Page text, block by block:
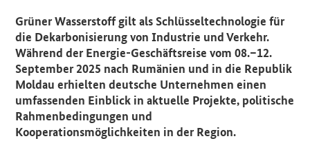
Grüner Wasserstoff gilt als Schlüsseltechnologie für
die Dekarbonisierung von Industrie und Verkehr.
Während der Energie-Geschäftsreise vom 08.–12.
September 2025 nach Rumänien und in die Republik
Moldau erhielten deutsche Unternehmen einen
umfassenden Einblick in aktuelle Projekte, politische
Rahmenbedingungen und
Kooperationsmöglichkeiten in der Region.